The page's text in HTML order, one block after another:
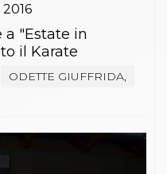
2016
"Estate in
il Karate
ODETTE GIUFFRIDA,